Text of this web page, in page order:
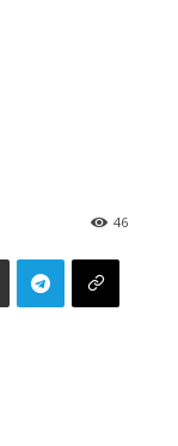
46